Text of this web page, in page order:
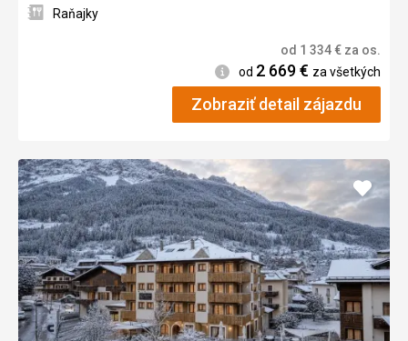
Raňajky
od 1 334€ za os.
Informácie
od 2 669€ za všetkých
Zobraziť detail zájazdu
Pridať
do